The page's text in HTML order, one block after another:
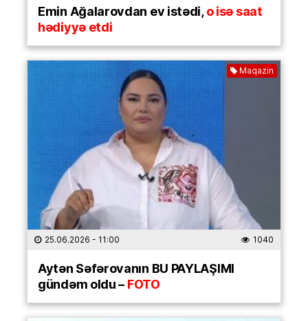
Emin Ağalarovdan ev istədi,o isə saat
hədiyyə etdi
Maqazin
25.06.2026 - 11:00 1040
Aytən Səfərovanın BU PAYLAŞIMI
gündəm oldu –FOTO